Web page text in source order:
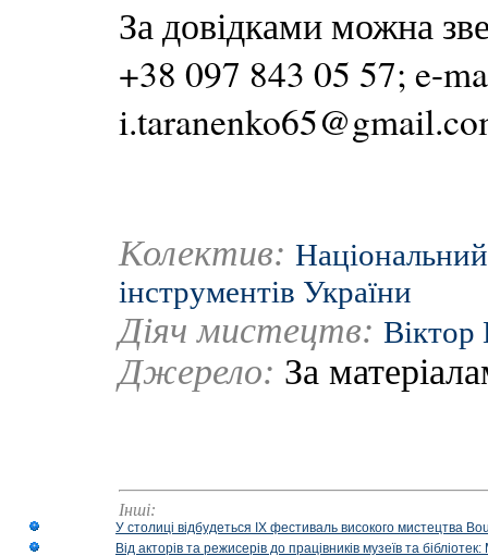
За довідками можна
+38 097 843 05 57; e-
Колектив:
інструментів України
Діяч мистецтв: Віктор
Джерело: За
Інші:
У столиці відбудеться IX фестиваль високого мистецтва
Від акторів та режисерів до працівників музеїв та